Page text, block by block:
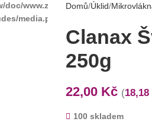
doc/www.zenner.cz/www/wp-
media.php
on 806
Domů Úklid
Clanax
250g
22,00 Kč (18,18
100 skladem